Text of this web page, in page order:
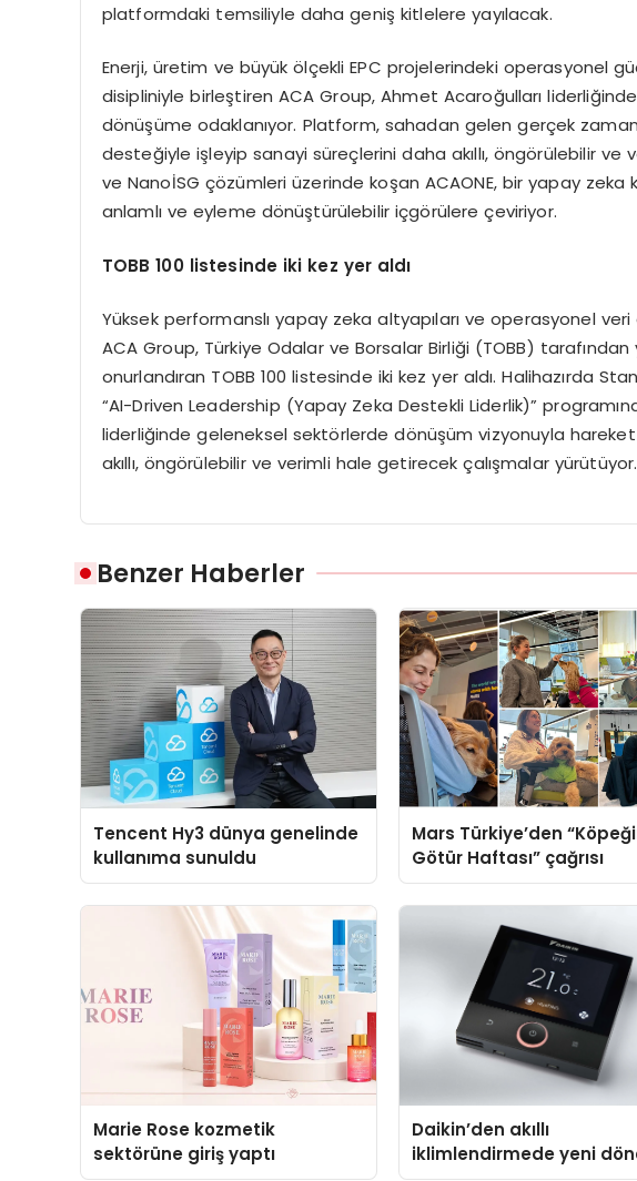
platformdaki temsiliyle daha geniş kitlelere yayılacak.
Enerji, üretim ve büyük ölçekli EPC projelerindeki operasyonel
disipliniyle birleştiren ACA Group, Ahmet Acaroğulları
dönüşüme odaklanıyor. Platform, sahadan gelen gerçek
desteğiyle işleyip sanayi süreçlerini daha akıllı, öngörülebilir ve
ve NanoİSG çözümleri üzerinde koşan ACAONE, bir yapay zeka
anlamlı ve eyleme dönüştürülebilir içgörülere çeviriyor.
TOBB 100 listesinde iki kez yer aldı
Yüksek performanslı yapay zeka altyapıları ve operasyonel veri
ACA Group, Türkiye Odalar ve Borsalar Birliği (TOBB) tarafından
onurlandıran TOBB 100 listesinde iki kez yer aldı. Halihazırda
“AI-Driven Leadership (Yapay Zeka Destekli Liderlik)”
liderliğinde geleneksel sektörlerde dönüşüm vizyonuyla
akıllı, öngörülebilir ve verimli hale getirecek çalışmalar yürütüyor.
Benzer Haberler
Tencent Hy3 dünya genelinde
kullanıma sunuldu
Mars Türkiye’den
Götür Haftası” çağrısı
Marie Rose kozmetik
sektörüne giriş yaptı
Daikin’den akıllı
iklimlendirmede yeni